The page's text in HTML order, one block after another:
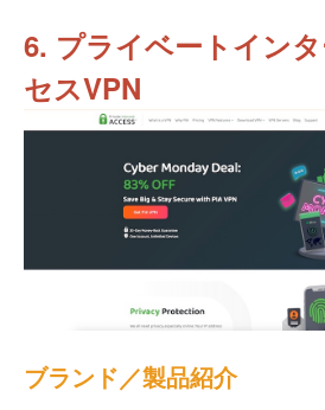
6. プライベートイン
セスVPN
ブランド／製品紹介